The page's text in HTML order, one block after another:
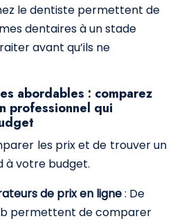
le dentiste permettent de
dentaires à un stade
avant qu’ils ne
abordables : comparez
professionnel qui
les prix et de trouver un
à votre budget.
de prix en ligne: De
permettent de comparer